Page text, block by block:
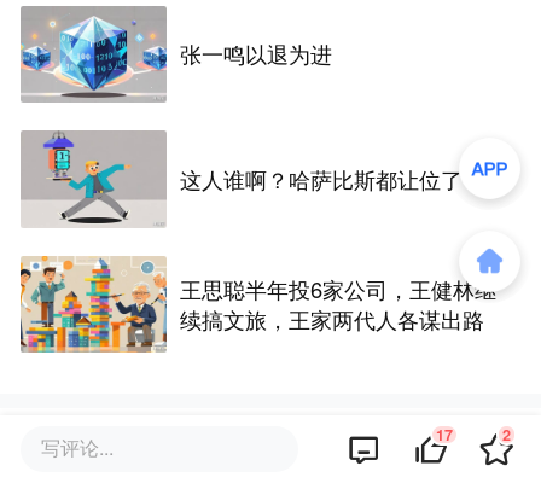
张一鸣以退为进
这人谁啊？哈萨比斯都让位了
王思聪半年投6家公司，王健林继
续搞文旅，王家两代人各谋出路
评论区
写评论... 17 2